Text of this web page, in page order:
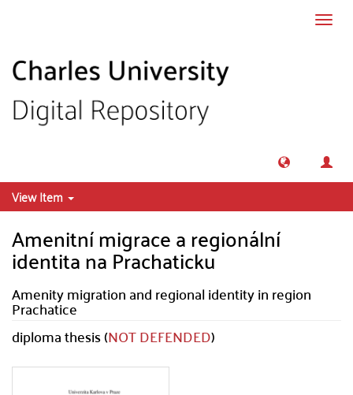
View Item
Amenitní migrace a regionální
identita na Prachaticku
Amenity migration and regional identity in region
Prachatice
diploma thesis (NOT DEFENDED)